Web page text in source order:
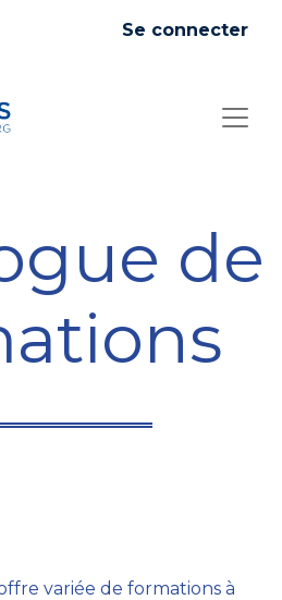
Se connecter
de
variée de formations à